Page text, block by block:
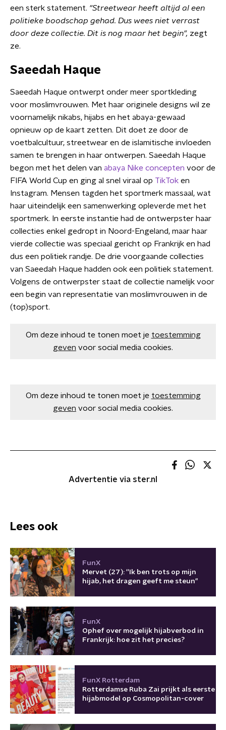
een sterk statement. "Streetwear heeft altijd al een
politieke boodschap gehad. Dus wees niet verrast
door deze collectie. Dit is nog maar het begin", zegt
ze.
Saeedah Haque
Saeedah Haque ontwerpt onder meer sportkleding
voor moslimvrouwen. Met haar originele designs wil ze
voornamelijk nikabs, hijabs en het abaya-gewaad
opnieuw op de kaart zetten. Dit doet ze door de
voetbalcultuur, streetwear en de islamitische invloeden
samen te brengen in haar ontwerpen. Saeedah Haque
begon met het delen van abaya Nike concepten voor de
FIFA World Cup en ging al snel viraal op TikTok en
Instagram. Mensen tagden het sportmerk massaal, wat
haar uiteindelijk een samenwerking opleverde met het
sportmerk. In eerste instantie had de ontwerpster haar
collecties enkel gedropt in Noord-Engeland, maar haar
vierde collectie was speciaal gericht op Frankrijk en had
dus een politiek randje. De drie voorgaande collecties
van Saeedah Haque hadden ook een politiek statement.
Volgens de ontwerpster staat de collectie namelijk voor
een begin van representatie van moslimvrouwen in de
(top)sport.
Om deze inhoud te tonen moet je toestemming
geven voor social media cookies.
Om deze inhoud te tonen moet je toestemming
geven voor social media cookies.
Advertentie via ster.nl
Lees ook
FunX
Mervet (27): ''Ik ben trots op mijn
hijab, het dragen geeft me steun"
FunX
Ophef over mogelijk hijabverbod in
Frankrijk: hoe zit het precies?
FunX Rotterdam
Rotterdamse Ruba Zai prijkt als eerste
hijabmodel op Cosmopolitan-cover